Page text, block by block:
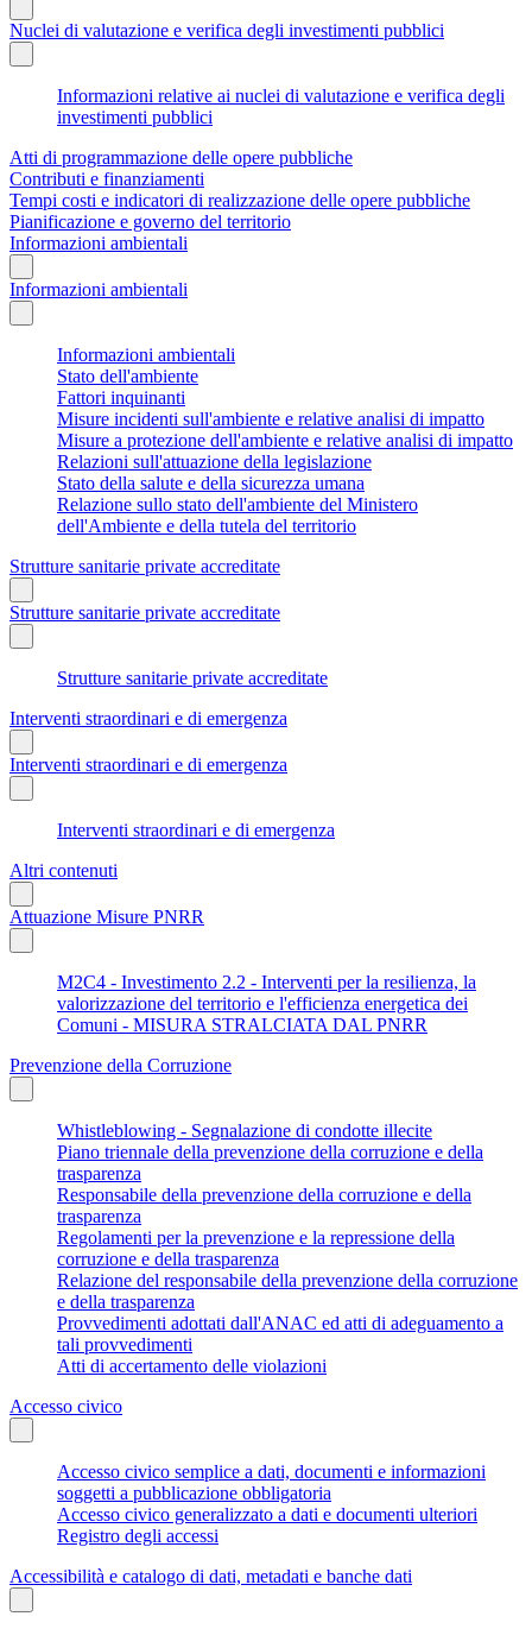
Nuclei di valutazione e verifica degli investimenti pubblici
Informazioni relative ai nuclei di valutazione e verifica degli
investimenti pubblici
Atti di programmazione delle opere pubbliche
Contributi e finanziamenti
Tempi costi e indicatori di realizzazione delle opere pubbliche
Pianificazione e governo del territorio
Informazioni ambientali
Informazioni ambientali
Informazioni ambientali
Stato dell'ambiente
Fattori inquinanti
Misure incidenti sull'ambiente e relative analisi di impatto
Misure a protezione dell'ambiente e relative analisi di impatto
Relazioni sull'attuazione della legislazione
Stato della salute e della sicurezza umana
Relazione sullo stato dell'ambiente del Ministero
dell'Ambiente e della tutela del territorio
Strutture sanitarie private accreditate
Strutture sanitarie private accreditate
Strutture sanitarie private accreditate
Interventi straordinari e di emergenza
Interventi straordinari e di emergenza
Interventi straordinari e di emergenza
Altri contenuti
Attuazione Misure PNRR
M2C4 - Investimento 2.2 - Interventi per la resilienza, la
valorizzazione del territorio e l'efficienza energetica dei
Comuni - MISURA STRALCIATA DAL PNRR
Prevenzione della Corruzione
Whistleblowing - Segnalazione di condotte illecite
Piano triennale della prevenzione della corruzione e della
trasparenza
Responsabile della prevenzione della corruzione e della
trasparenza
Regolamenti per la prevenzione e la repressione della
corruzione e della trasparenza
Relazione del responsabile della prevenzione della corruzione
e della trasparenza
Provvedimenti adottati dall'ANAC ed atti di adeguamento a
tali provvedimenti
Atti di accertamento delle violazioni
Accesso civico
Accesso civico semplice a dati, documenti e informazioni
soggetti a pubblicazione obbligatoria
Accesso civico generalizzato a dati e documenti ulteriori
Registro degli accessi
Accessibilità e catalogo di dati, metadati e banche dati